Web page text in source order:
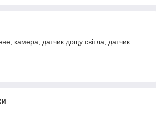
камера, датчик дощу світла, датчик